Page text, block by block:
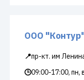
ООО
📍пр-кт. им
🕒09:00-17:00, пн,